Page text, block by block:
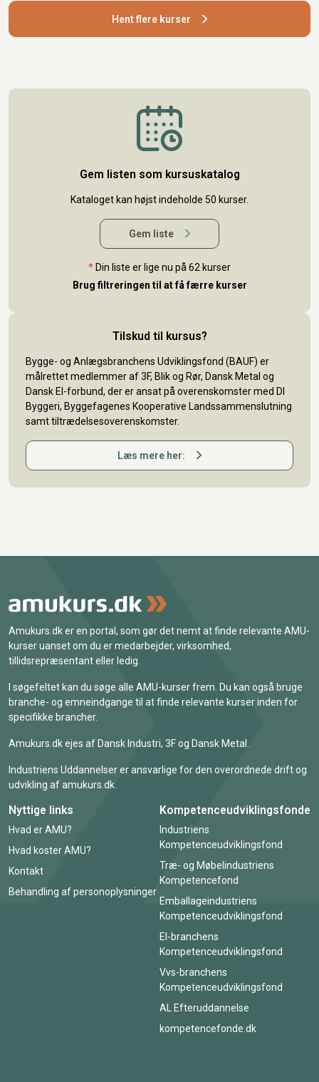
Hent flere kurser
Gem listen som kursuskatalog
Kataloget kan højst indeholde 50 kurser.
Gem liste
*Din liste er lige nu på 62 kurser
Brug filtreringen til at få færre kurser
Tilskud til kursus?
Bygge- og Anlægsbranchens Udviklingsfond (BAUF) er
målrettet medlemmer af 3F, Blik og Rør, Dansk Metal og
Dansk El-forbund, der er ansat på overenskomster med DI
Byggeri, Byggefagenes Kooperative Landssammenslutning
samt tiltrædelsesoverenskomster.
Læs mere her:
Amukurs.dk er en portal, som gør det nemt at finde relevante AMU-
kurser uanset om du er medarbejder, virksomhed,
tillidsrepræsentant eller ledig.
I søgefeltet kan du søge alle AMU-kurser frem. Du kan også bruge
branche- og emneindgange til at finde relevante kurser inden for
specifikke brancher.
Amukurs.dk ejes af Dansk Industri, 3F og Dansk Metal.
Industriens Uddannelser er ansvarlige for den overordnede drift og
udvikling af amukurs.dk.
Nyttige links
Hvad er AMU?
Hvad koster AMU?
Kontakt
Behandling af personoplysninger
Kompetenceudviklingsfonde
Industriens
Kompetenceudviklingsfond
Træ- og Møbelindustriens
Kompetencefond
Emballageindustriens
Kompetenceudviklingsfond
El-branchens
Kompetenceudviklingsfond
Vvs-branchens
Kompetenceudviklingsfond
AL Efteruddannelse
kompetencefonde.dk